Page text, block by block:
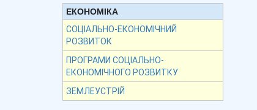
ЕКОНОМІКА
СОЦІАЛЬНО-ЕКОНОМІЧНИЙ
РОЗВИТОК
ПРОГРАМИ СОЦІАЛЬНО-
ЕКОНОМІЧНОГО РОЗВИТКУ
ЗЕМЛЕУСТРІЙ